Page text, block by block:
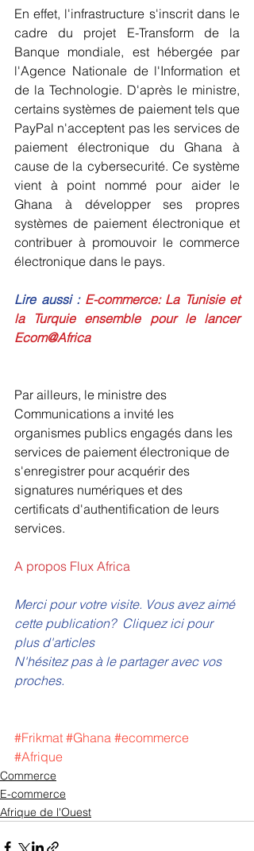
En effet, l'infrastructure s'inscrit dans le
cadre du projet E-Transform de la
Banque mondiale, est hébergée par
l'Agence Nationale de l'Information et
de la Technologie. D'après le ministre,
certains systèmes de paiement tels que
PayPal n'acceptent pas les services de
paiement électronique du Ghana à
cause de la cybersecurité. Ce système
vient à point nommé pour aider le
Ghana à développer ses propres
systèmes de paiement électronique et
contribuer à promouvoir le commerce
électronique dans le pays.
Lire aussi : E-commerce: La Tunisie et
la Turquie ensemble pour le lancer
Ecom@Africa
Par ailleurs, le ministre des
Communications a invité les
organismes publics engagés dans les
services de paiement électronique de
s'enregistrer pour acquérir des
signatures numériques et des
certificats d'authentification de leurs
services.
A propos Flux Africa
Merci pour votre visite. Vous avez aimé
cette publication? Cliquez ici pour
plus d'articles
N'hésitez pas à le partager avec vos
proches.
#Frikmat #Ghana #ecommerce
#Afrique
Commerce
E-commerce
Afrique de l'Ouest